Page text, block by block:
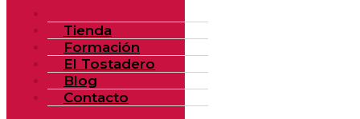
Tienda
Formación
El Tostadero
Blog
Contacto